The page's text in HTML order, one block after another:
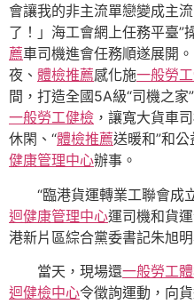
會讓我的非主流單戀變成主
了！」海工會網上任務平臺”
薦車司機進會任務順遂展開
夜、 體檢推薦感化施一般勞
間，打造全國5A級“司機之家
一般勞工健檢 ，讓寬大貨車
休閑、“體檢推薦送暖和”和公
健康管理中心辦事。
“臨港貨運轉業工聯會成
迴健康管理中心運司機和貨
港新片區綜合黨委書記朱旭明
當天，現場還一般勞工
迴健檢中心令徵詢運動，向